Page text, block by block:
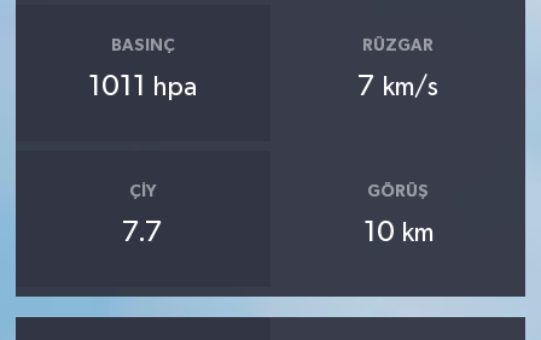
BASINÇ
1011 hpa
RÜZGAR
7 km/s
ÇIY
7.7
GÖRÜŞ
10 km